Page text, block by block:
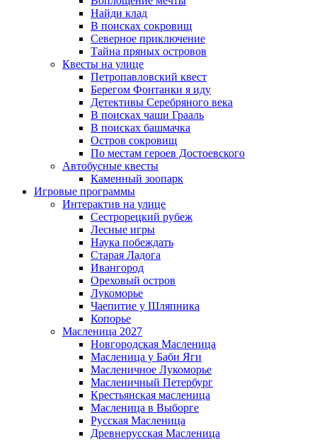
Найди клад
В поисках сокровищ
Северное приключение
Тайна пряных островов
Квесты на улице
Петропавловский квест
Берегом Фонтанки я иду
Детективы Серебряного века
В поисках чаши Грааль
В поисках башмачка
Остров сокровищ
По местам героев Достоевского
Автобусные квесты
Каменный зоопарк
Игровые программы
Интерактив на улице
Сестрорецкий рубеж
Лесные игры
Наука побеждать
Старая Ладога
Ивангород
Ореховый остров
Лукоморье
Чаепитие у Шляпника
Копорье
Масленица 2027
Новгородская Масленица
Масленица у Баби Яги
Масленичное Лукоморье
Масленичный Петербург
Крестьянская масленица
Масленица в Выборге
Русская Масленица
Древнерусская Масленица